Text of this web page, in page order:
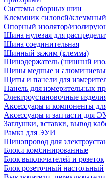
Системы сборных шин
Клеммник силовой/
Опорный изолятор/
Шина нулевая для
Шина соединительная
Шинный зажим (клемма)
Шинодержатель (шинный
Шины медные и
Щиты и панели для
Панель для измерительных
Электроустановочные
Аксессуары и компоненты
Аксессуары и запчасти для
Заглушки, вставки, вывод
Рамка для ЭУИ
Шинопровод для
Блоки комбинированные
Блок выключателей и розеток
Блок розеточный настольный